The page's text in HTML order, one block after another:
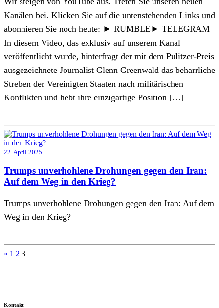
Kanälen bei. Klicken Sie auf die untenstehenden Links und
abonnieren Sie noch heute: ► RUMBLE► TELEGRAM
In diesem Video, das exklusiv auf unserem Kanal
veröffentlicht wurde, hinterfragt der mit dem Pulitzer-Preis
ausgezeichnete Journalist Glenn Greenwald das beharrliche
Streben der Vereinigten Staaten nach militärischen
Konflikten und hebt ihre einzigartige Position […]
22. April 2025
Trumps unverhohlene Drohungen gegen den Iran:
Auf dem Weg in den Krieg?
Trumps unverhohlene Drohungen gegen den Iran: Auf dem
Weg in den Krieg?
Seitennummerierung
« 1 2 3
Kontakt